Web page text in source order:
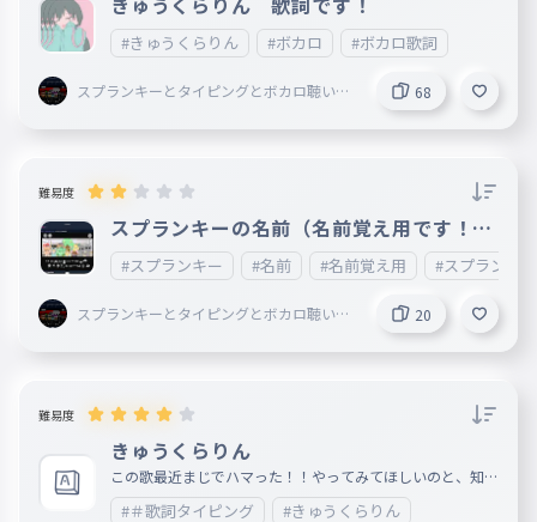
#きゅうくらりん #ボカロ #ボカロ歌詞
スプランキーとタイピングとボカロ聴いて
68
難易度
スプランキーの名前（名前覚え用です！！
）#スプランキー #名前 #名前覚え用 #スプランキ
スプランキーとタイピングとボカロ聴いて
20
難易度
きゅうくらりん
この歌最近まじでハマった！！やってみてほしいのと、知ら
ん人は聞いてみてね〜！！いい歌だよ！！ URL載せとくね
！！https://www.youtube.com/watch?v=2b1IexhKPz4&lis
#＃歌詞タイピング #きゅうくらりん